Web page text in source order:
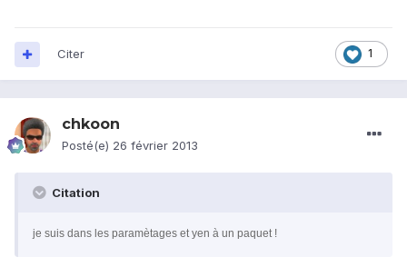
1
Citer
chkoon
Posté(e) 26 février 2013
Citation
je suis dans les paramètages et yen à un paquet !